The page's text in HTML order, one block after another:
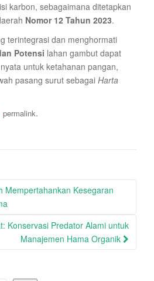
karbon, sebagaimana ditetapkan
Nomor 12 Tahun 2023.
terintegrasi dan menghormati
Potensi lahan gambut dapat
untuk ketahanan pangan,
pasang surut sebagai Harta
permalink.
Mempertahankan Kesegaran
Konservasi Predator Alami untuk
Manajemen Hama Organik